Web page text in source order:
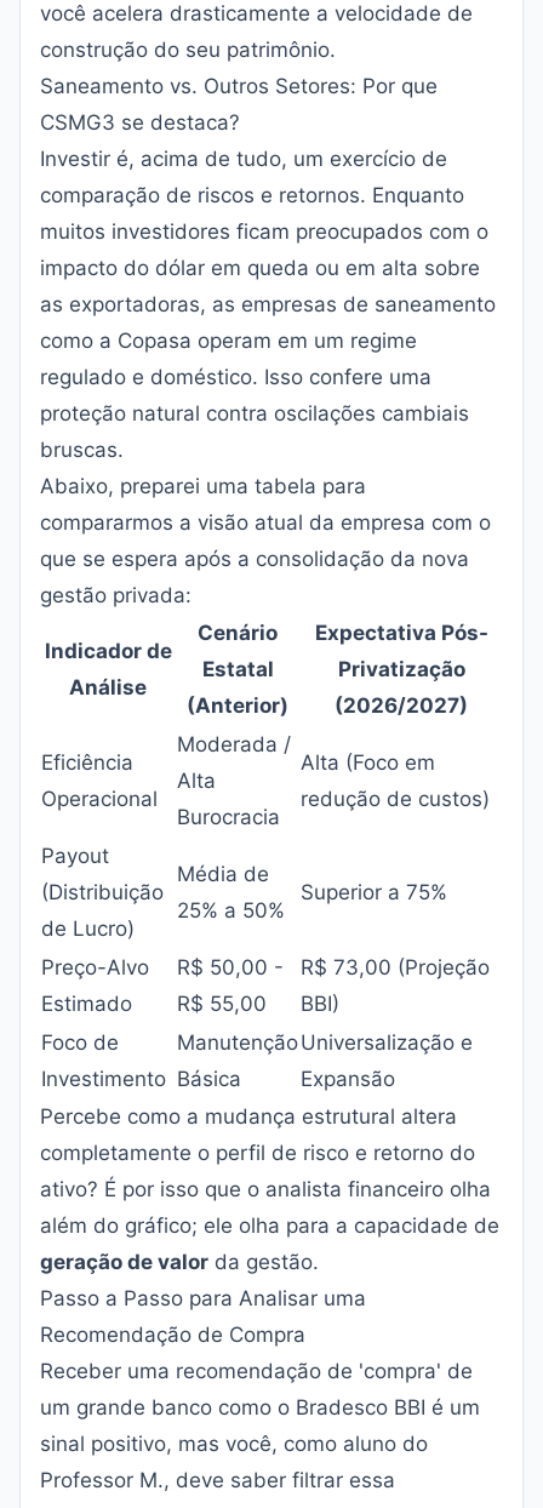
você acelera drasticamente a velocidade de
construção do seu patrimônio.
Saneamento vs. Outros Setores: Por que
CSMG3 se destaca?
Investir é, acima de tudo, um exercício de
comparação de riscos e retornos. Enquanto
muitos investidores ficam preocupados com o
impacto do dólar em queda ou em alta sobre
as exportadoras, as empresas de saneamento
como a Copasa operam em um regime
regulado e doméstico. Isso confere uma
proteção natural contra oscilações cambiais
bruscas.
Abaixo, preparei uma tabela para
compararmos a visão atual da empresa com o
que se espera após a consolidação da nova
gestão privada:
Indicador de
Análise
Cenário
Estatal
(Anterior)
Expectativa Pós-
Privatização
(2026/2027)
Eficiência
Operacional
Moderada /
Alta
Burocracia
Alta (Foco em
redução de custos)
Payout
(Distribuição
de Lucro)
Média de
25% a 50%
Superior a 75%
Preço-Alvo
Estimado
R$ 50,00 -
R$ 55,00
R$ 73,00 (Projeção
BBI)
Foco de
Investimento
Manutenção
Básica
Universalização e
Expansão
Percebe como a mudança estrutural altera
completamente o perfil de risco e retorno do
ativo? É por isso que o analista financeiro olha
além do gráfico; ele olha para a capacidade de
geração de valor da gestão.
Passo a Passo para Analisar uma
Recomendação de Compra
Receber uma recomendação de 'compra' de
um grande banco como o Bradesco BBI é um
sinal positivo, mas você, como aluno do
Professor M., deve saber filtrar essa